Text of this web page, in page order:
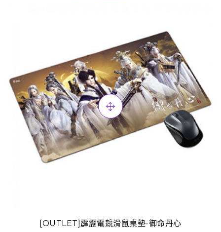
[OUTLET]霹靂電競滑鼠桌墊-御命丹心